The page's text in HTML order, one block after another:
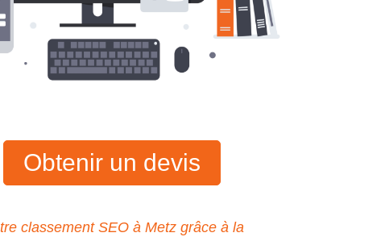
Obtenir un devis
classement SEO à Metz grâce à la